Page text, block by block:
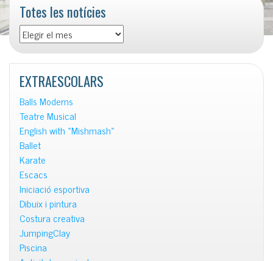
Totes les notícies
Totes
les
notícies
EXTRAESCOLARS
Balls Moderns
Teatre Musical
English with «Mishmash»
Ballet
Karate
Escacs
Iniciació esportiva
Dibuix i pintura
Costura creativa
JumpingClay
Piscina